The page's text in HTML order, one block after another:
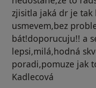
zjisitla jaká dr je tak
usmevem,bez
bát!doporucuju!! a
lepsi,milá,hodná
poradi,pomuze jak
Kadlecová